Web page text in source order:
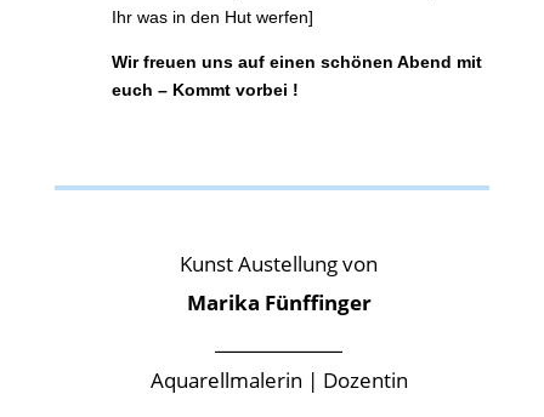
Ihr was in den Hut werfen]
Wir freuen uns auf einen schönen Abend mit
euch – Kommt vorbei !
Kunst Austellung von
Marika Fünffinger
Aquarellmalerin | Dozentin